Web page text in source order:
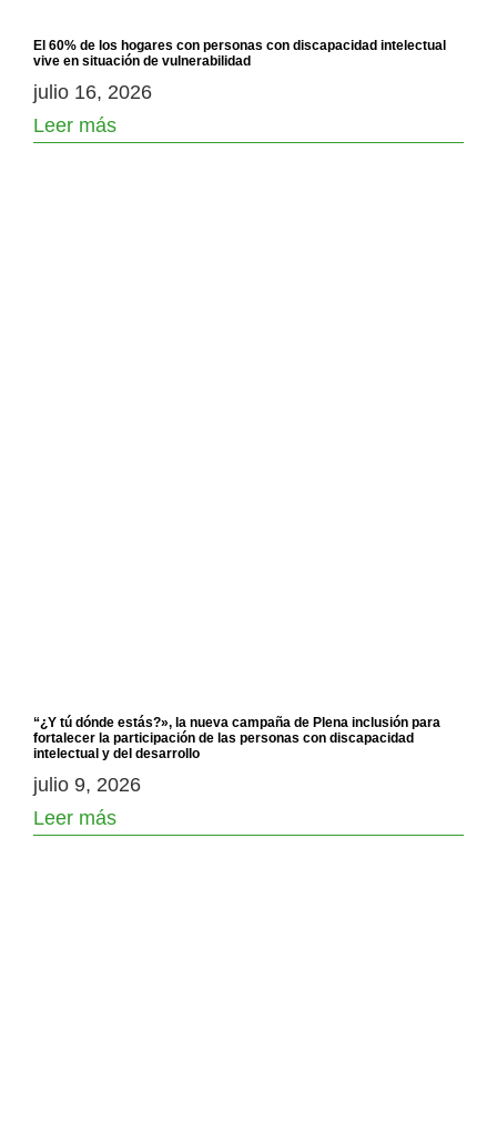
El 60% de los hogares con personas con discapacidad intelectual
vive en situación de vulnerabilidad
julio 16, 2026
Leer más
“¿Y tú dónde estás?», la nueva campaña de Plena inclusión para
fortalecer la participación de las personas con discapacidad
intelectual y del desarrollo
julio 9, 2026
Leer más